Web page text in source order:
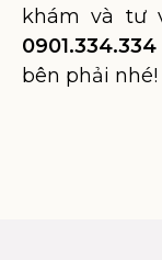
khám và tư
0901.334.334
bên phải nhé!